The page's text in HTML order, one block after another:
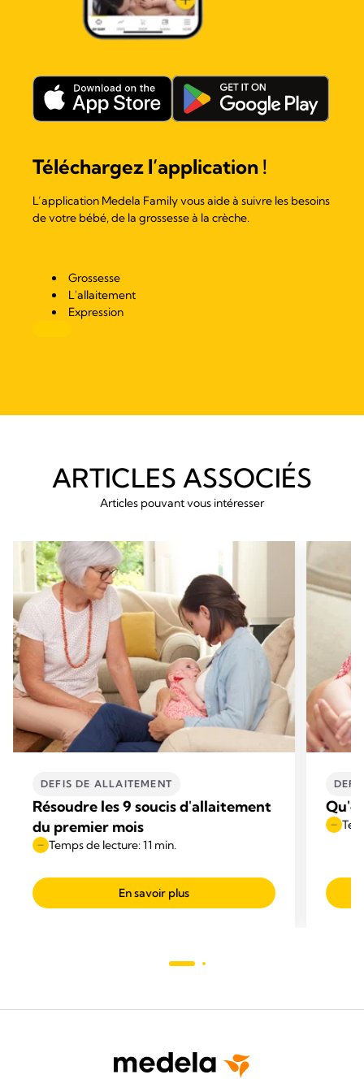
Téléchargez l’application !
L’application Medela Family vous aide à suivre les besoins
de votre bébé, de la grossesse à la crèche.
Grossesse
L'allaitement
Expression
ARTICLES ASSOCIÉS
Articles pouvant vous intéresser
DEFIS DE ALLAITEMENT
Résoudre les 9 soucis d'allaitement
du premier mois
Temps de lecture: 11 min.
En savoir plus